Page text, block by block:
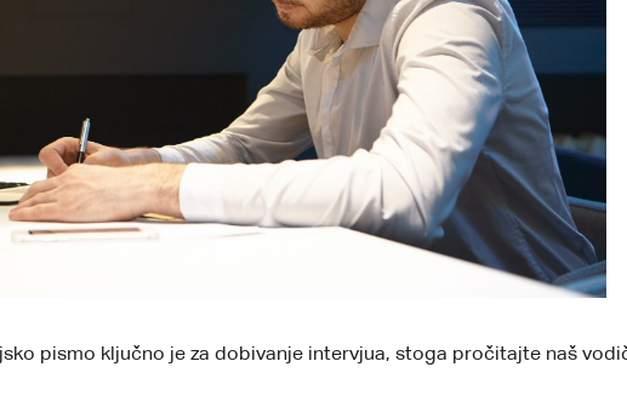
pismo ključno je za dobivanje intervjua, stoga pročitajte naš